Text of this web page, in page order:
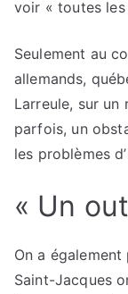
voir « toutes les
Seulement au
allemands,
Larreule, sur un
parfois, un
les problèmes
« Un
On a
Saint-Jacques